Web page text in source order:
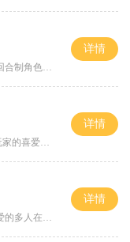
再战传世手游官网是一款备受期待的回合制角色扮演游戏。作为《传奇》系列的正统续作，再战传世手游保留了经典的游戏元素和玩法，同时也进行了创新和改进，为玩家带来了全新的
详情
传世sf（传世私服）一直以来都备受玩家的喜爱，最新发布的网站手游更是让玩家们期待已久。传世sf网站手游不仅延续了传世sf经典的游戏画面和玩法，还针对手机用户进行了优化，给
详情
《新开传世官方》是一款备受玩家喜爱的多人在线角色扮演游戏。作为传世系列最新力作，该游戏承袭了传世经典的玩法同时又进行了创新，为玩家们带来了一场奇幻的冒险之旅。在这
详情